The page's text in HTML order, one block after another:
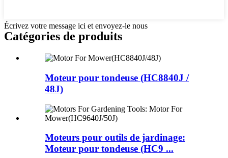
Écrivez votre message ici et envoyez-le nous
Catégories de produits
Moteur pour tondeuse (HC8840J /
48J)
Moteurs pour outils de jardinage:
Moteur pour tondeuse (HC9 ...